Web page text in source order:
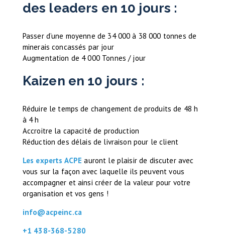
des leaders en 10 jours :
Passer d’une moyenne de 34 000 à 38 000 tonnes de
minerais concassés par jour
Augmentation de 4 000 Tonnes / jour
Kaizen en 10 jours :
Réduire le temps de changement de produits de 48 h
à 4 h
Accroitre la capacité de production
Réduction des délais de livraison pour le client
Les experts ACPE auront le plaisir de discuter avec
vous sur la façon avec laquelle ils peuvent vous
accompagner et ainsi créer de la valeur pour votre
organisation et vos gens !
info@acpeinc.ca
+1 438-368-5280